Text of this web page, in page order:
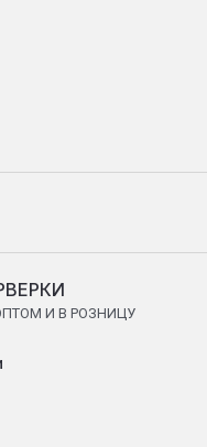
И В РОЗНИЦУ